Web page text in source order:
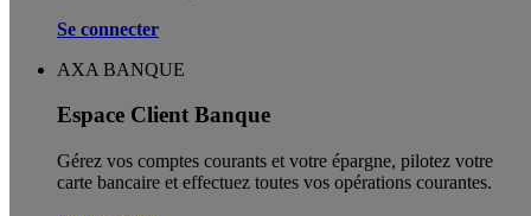
Se connecter
AXA BANQUE
Espace Client Banque
Gérez vos comptes courants et votre épargne, pilotez votre
carte bancaire et effectuez toutes vos opérations courantes.